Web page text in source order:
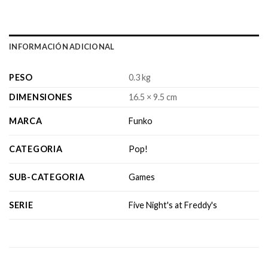
INFORMACIÓN ADICIONAL
PESO
0.3 kg
DIMENSIONES
16.5 × 9.5 cm
MARCA Funko
CATEGORIA Pop!
SUB-CATEGORIA Games
SERIE Five Night's at Freddy's